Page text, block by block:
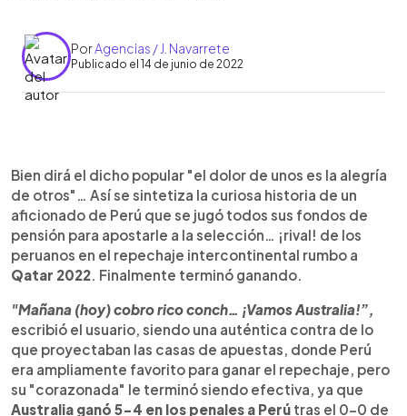
PorAgencias / J. Navarrete
Publicado el 14 de junio de 2022
► Escuchar artículo
Bien dirá el dicho popular "el dolor de unos es la alegría
de otros"… Así se sintetiza la curiosa historia de un
aficionado de Perú que se jugó todos sus fondos de
pensión para apostarle a la selección… ¡rival! de los
peruanos en el repechaje intercontinental rumbo a
Qatar 2022. Finalmente terminó ganando.
"Mañana (hoy) cobro rico conch… ¡Vamos Australia!”,
escribió el usuario, siendo una auténtica contra de lo
que proyectaban las casas de apuestas, donde Perú
era ampliamente favorito para ganar el repechaje, pero
su "corazonada" le terminó siendo efectiva, ya que
Australia ganó 5-4 en los penales a Perú tras el 0-0 de